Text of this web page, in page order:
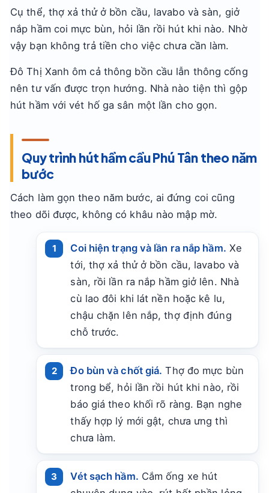
Cụ thể, thợ xả thử ở bồn cầu, lavabo và sàn, giở
nắp hầm coi mực bùn, hỏi lần rồi hút khi nào. Nhờ
vậy bạn không trả tiền cho việc chưa cần làm.
Đô Thị Xanh ôm cả thông bồn cầu lẫn thông cống
nên tư vấn được trọn hướng. Nhà nào tiện thì gộp
hút hầm với vét hố ga sân một lần cho gọn.
Quy trình hút hầm cầu Phú Tân theo năm
bước
Cách làm gọn theo năm bước, ai đứng coi cũng
theo dõi được, không có khâu nào mập mờ.
Coi hiện trạng và lần ra nắp hầm. Xe
tới, thợ xả thử ở bồn cầu, lavabo và
sàn, rồi lần ra nắp hầm giở lên. Nhà
cù lao đôi khi lát nền hoặc kê lu,
chậu chặn lên nắp, thợ định đúng
chỗ trước.
Đo bùn và chốt giá. Thợ đo mực bùn
trong bể, hỏi lần rồi hút khi nào, rồi
báo giá theo khối rõ ràng. Bạn nghe
thấy hợp lý mới gật, chưa ưng thì
chưa làm.
Vét sạch hầm. Cắm ống xe hút